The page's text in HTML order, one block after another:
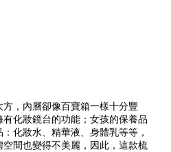
，內層卻像百寶箱一樣十分豐
化妝鏡台的功能；女孩的保養品
化妝水、精華液、身體乳等等，
間也變得不美麗，因此，這款梳